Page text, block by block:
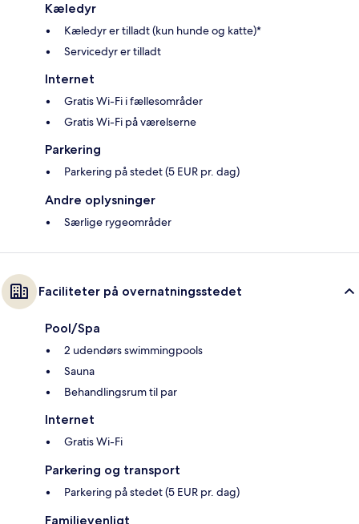
Kæledyr
Kæledyr er tilladt (kun hunde og katte)*
Servicedyr er tilladt
Internet
Gratis Wi-Fi i fællesområder
Gratis Wi-Fi på værelserne
Parkering
Parkering på stedet (5 EUR pr. dag)
Andre oplysninger
Særlige rygeområder
Faciliteter på overnatningsstedet
Pool/Spa
2 udendørs swimmingpools
Sauna
Behandlingsrum til par
Internet
Gratis Wi-Fi
Parkering og transport
Parkering på stedet (5 EUR pr. dag)
Familievenligt